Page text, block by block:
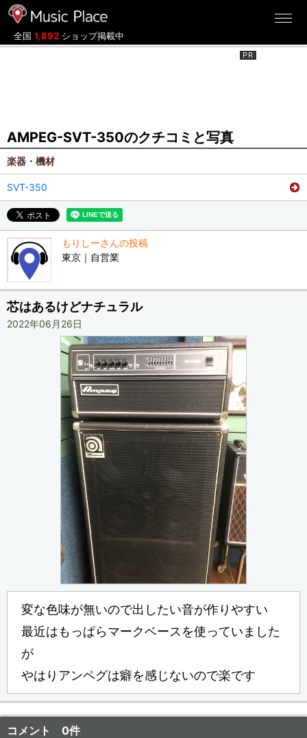
全国 1,892 ショップ掲載中
AMPEG-SVT-350のクチコミと写真
楽器・機材
SVT-350
もりしーさんの投稿
東京｜自営業
芯はあるけどナチュラル
2022年06月26日
変な色味が無いので出したい音が作りやすい
最近はもっぱらマークベースを使っていました
が
やはりアンペグは癖を感じないので楽です
コメント 0件